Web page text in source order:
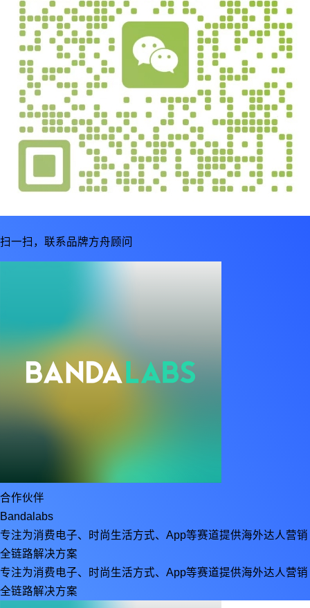
扫一扫，联系品牌方舟顾问
合作伙伴
Bandalabs
专注为消费电子、时尚生活方式、App等赛道提供海外达人营销
全链路解决方案
专注为消费电子、时尚生活方式、App等赛道提供海外达人营销
全链路解决方案